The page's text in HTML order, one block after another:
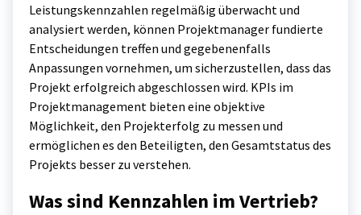
Leistungskennzahlen regelmäßig überwacht und
analysiert werden, können Projektmanager fundierte
Entscheidungen treffen und gegebenenfalls
Anpassungen vornehmen, um sicherzustellen, dass das
Projekt erfolgreich abgeschlossen wird. KPIs im
Projektmanagement bieten eine objektive
Möglichkeit, den Projekterfolg zu messen und
ermöglichen es den Beteiligten, den Gesamtstatus des
Projekts besser zu verstehen.
Was sind Kennzahlen im Vertrieb?